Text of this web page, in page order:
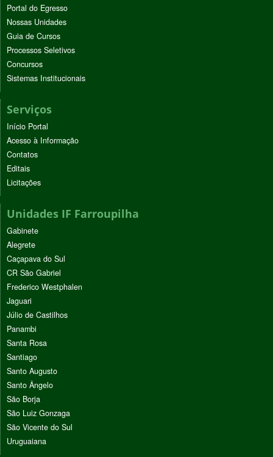
Portal do Egresso
Nossas Unidades
Guia de Cursos
Processos Seletivos
Concursos
Sistemas Institucionais
Serviços
Início Portal
Acesso à Informação
Contatos
Editais
Licitações
Unidades IF Farroupilha
Gabinete
Alegrete
Caçapava do Sul
CR São Gabriel
Frederico Westphalen
Jaguari
Júlio de Castilhos
Panambi
Santa Rosa
Santiago
Santo Augusto
Santo Ângelo
São Borja
São Luiz Gonzaga
São Vicente do Sul
Uruguaiana